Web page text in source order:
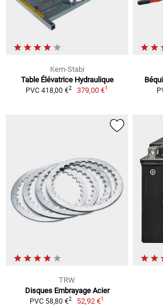
Kern-Stabi
Table Élévatrice Hydraulique
PVC 418,00 €2 379,00 €1
TRW
Disques Embrayage Acier
PVC 58,80 €2 52,92 €1